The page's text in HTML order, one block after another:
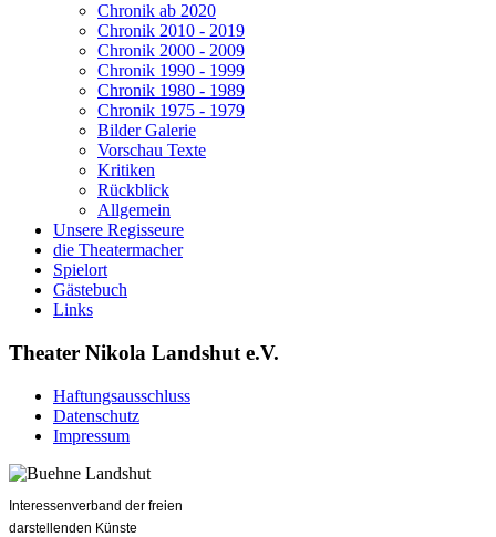
Chronik ab 2020
Chronik 2010 - 2019
Chronik 2000 - 2009
Chronik 1990 - 1999
Chronik 1980 - 1989
Chronik 1975 - 1979
Bilder Galerie
Vorschau Texte
Kritiken
Rückblick
Allgemein
Unsere Regisseure
die Theatermacher
Spielort
Gästebuch
Links
Theater Nikola Landshut e.V.
Haftungsausschluss
Datenschutz
Impressum
Interessenverband der freien
darstellenden Künste